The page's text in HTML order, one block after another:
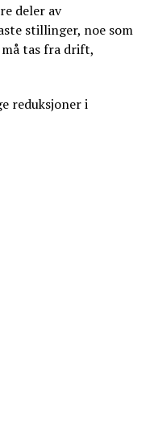
deler av
stillinger, noe som
tas fra drift,
reduksjoner i